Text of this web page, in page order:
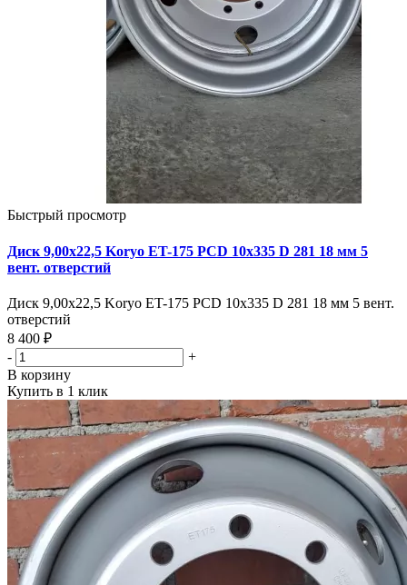
Быстрый просмотр
Диск 9,00х22,5 Koryo ET-175 PCD 10x335 D 281 18 мм 5
вент. отверстий
Диск 9,00х22,5 Koryo ET-175 PCD 10x335 D 281 18 мм 5 вент.
отверстий
8 400 ₽
-
+
В корзину
Купить в 1 клик